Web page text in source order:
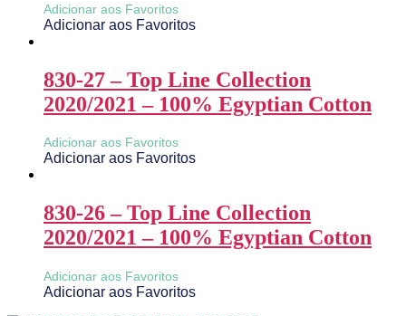
Adicionar aos Favoritos
Adicionar aos Favoritos
830-27 – Top Line Collection
2020/2021 – 100% Egyptian Cotton
Adicionar aos Favoritos
Adicionar aos Favoritos
830-26 – Top Line Collection
2020/2021 – 100% Egyptian Cotton
Adicionar aos Favoritos
Adicionar aos Favoritos